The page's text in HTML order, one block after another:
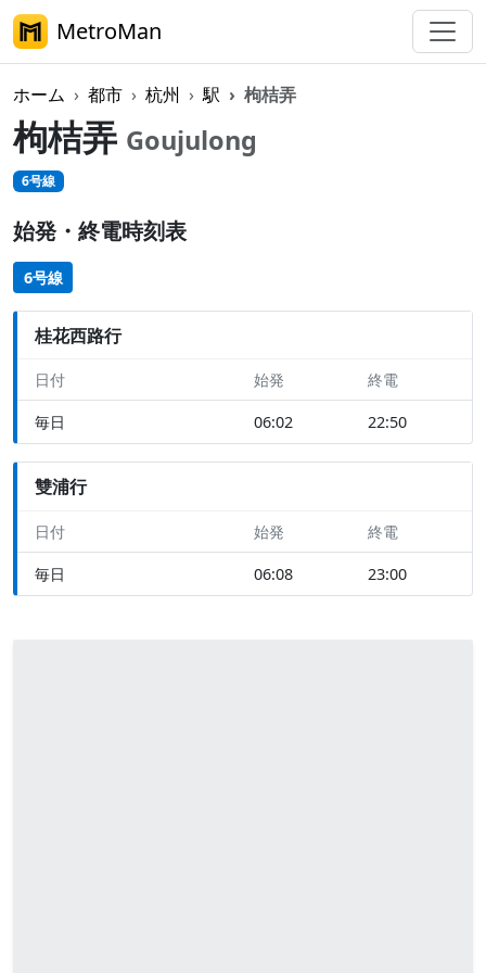
MetroMan
ホーム 都市 杭州 駅 枸桔弄
枸桔弄 Goujulong
6号線
始発・終電時刻表
6号線
桂花西路行
日付 始発 終電
毎日 06:02 22:50
雙浦行
日付 始発 終電
毎日 06:08 23:00